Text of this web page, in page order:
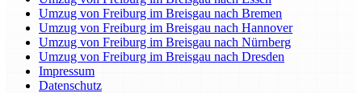
Umzug von Freiburg im Breisgau nach Bremen
Umzug von Freiburg im Breisgau nach Hannover
Umzug von Freiburg im Breisgau nach Nürnberg
Umzug von Freiburg im Breisgau nach Dresden
Impressum
Datenschutz